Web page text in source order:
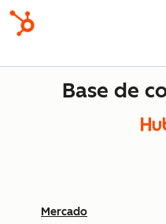
Base de
Mercado